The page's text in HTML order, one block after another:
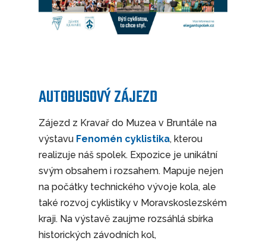
AUTOBUSOVÝ ZÁJEZD
Zájezd z Kravař do Muzea v Bruntále na
výstavu Fenomén cyklistika, kterou
realizuje náš spolek. Expozice je unikátní
svým obsahem i rozsahem. Mapuje nejen
na počátky technického vývoje kola, ale
také rozvoj cyklistiky v Moravskoslezském
kraji. Na výstavě zaujme rozsáhlá sbírka
historických závodních kol,